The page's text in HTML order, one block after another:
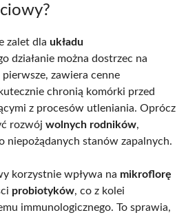
zalet dla układu
działanie można dostrzec na
zawiera cenne
chronią komórki przed
z procesów utleniania. Oprócz
rozwój wolnych rodników,
niepożądanych stanów zapalnych.
korzystnie wpływa na mikroflorę
probiotyków, co z kolei
immunologicznego. To sprawia,